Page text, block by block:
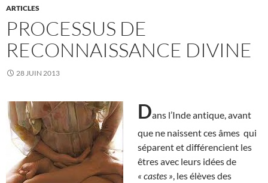
ARTICLES
PROCESSUS DE
RECONNAISSANCE DIVINE
28 JUIN 2013
Dans l’Inde antique, avant
que ne naissent ces âmes qui
séparent et différencient les
êtres avec leurs idées de
« castes » , les élèves des